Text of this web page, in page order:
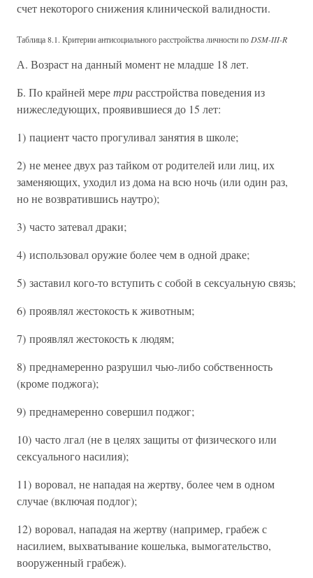
счет некоторого снижения клинической валидности.
Таблица 8.1. Критерии антисоциального расстройства личности по DSM-III-R
А. Возраст на данный момент не младше 18 лет.
Б. По крайней меретрирасстройства поведения из
нижеследующих, проявившиеся до 15 лет:
1) пациент часто прогуливал занятия в школе;
2) не менее двух раз тайком от родителей или лиц, их
заменяющих, уходил из дома на всю ночь (или один раз,
но не возвратившись наутро);
3) часто затевал драки;
4) использовал оружие более чем в одной драке;
5) заставил кого-то вступить с собой в сексуальную связь;
6) проявлял жестокость к животным;
7) проявлял жестокость к людям;
8) преднамеренно разрушил чью-либо собственность
(кроме поджога);
9) преднамеренно совершил поджог;
10) часто лгал (не в целях защиты от физического или
сексуального насилия);
11) воровал, не нападая на жертву, более чем в одном
случае (включая подлог);
12) воровал, нападая на жертву (например, грабеж с
насилием, выхватывание кошелька, вымогательство,
вооруженный грабеж).